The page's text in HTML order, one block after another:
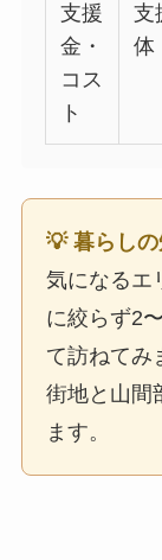
支援
金・
コス
ト
支
体
💡 暮らし
気になるエ
に絞らず2
て訪ねてみ
街地と山間
ます。